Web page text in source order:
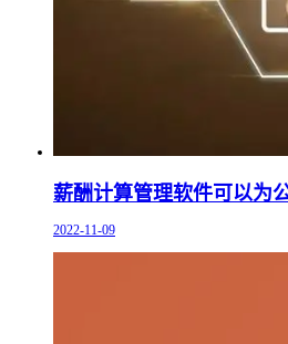
薪酬计算管理软件可以为
2022-11-09